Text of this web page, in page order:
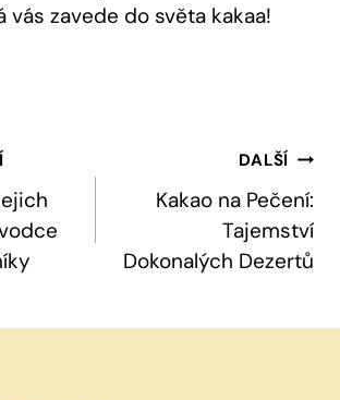
vás zavede do světa kakaa!
DALŠÍ
Kakao na Pečení:
Tajemství
Dokonalých Dezertů